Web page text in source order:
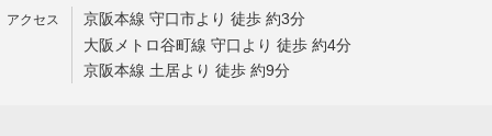
京阪本線 守口市より 徒歩 約3分
大阪メトロ谷町線 守口より 徒歩 約4分
京阪本線 土居より 徒歩 約9分